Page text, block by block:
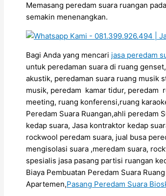
Memasang peredam suara ruangan
semakin menenangkan.
Bagi Anda yang mencari jasa peredam
untuk peredaman suara di ruang
akustik, peredaman suara ruang musik
musik, peredam kamar tidur, peredam
meeting, ruang konferensi,ruang
Peredam Suara Ruangan,ahli peredam
kedap suara, Jasa kontraktor kedap
rockwool peredam suara, jual busa
mengisolasi suara ,meredam suara,
spesialis jasa pasang partisi ruangan
Biaya Pembuatan Peredam Suara
Apartemen,Pasang Peredam Suara